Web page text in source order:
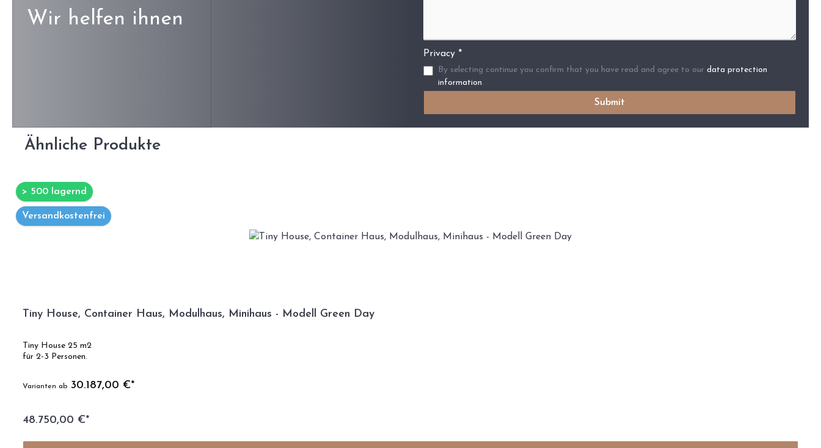
Wir helfen ihnen
Privacy *
By selecting continue you confirm that you have read and agree to our data protection
information.
Submit
Ähnliche Produkte
> 500 lagernd
Versandkostenfrei
Tiny House, Container Haus, Modulhaus, Minihaus - Modell Green Day
Tiny House 25 m2
für 2-3 Personen.
Varianten ab 30.187,00 €*
48.750,00 €*